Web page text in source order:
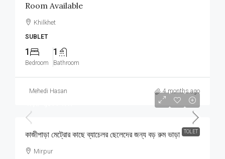
Room Available
Khilkhet
SUBLET
1
Bedroom
1
Bathroom
Mehedi Hasan 4 months ago
TOLET
কাজীপাড়া মেট্রোর কাছে ব্যাচেলর ছেলেদের জন্য বড় রুম ভাড়া
Mirpur